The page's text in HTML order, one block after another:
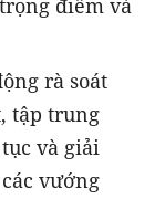
điểm và
rà soát
tập trung
và giải
vướng